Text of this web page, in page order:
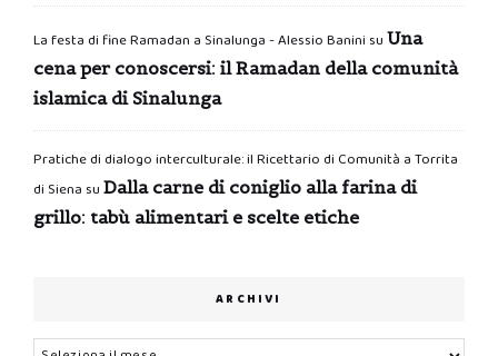
La festa di fine Ramadan a Sinalunga - Alessio Banini su Una
cena per conoscersi: il Ramadan della comunità
islamica di Sinalunga
Pratiche di dialogo interculturale: il Ricettario di Comunità a Torrita
di Siena su Dalla carne di coniglio alla farina di
grillo: tabù alimentari e scelte etiche
ARCHIVI
Archivi